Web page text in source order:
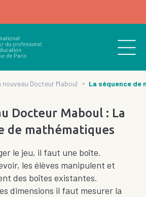
nouveau Docteur Maboul La séquence de
Docteur Maboul : La
de mathématiques
le jeu, il faut une boîte.
les élèves manipulent et
des boîtes existantes.
dimensions il faut mesurer la